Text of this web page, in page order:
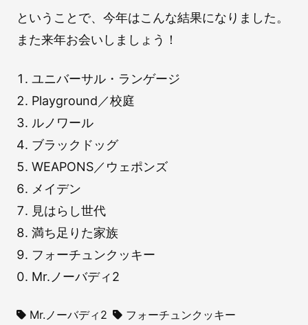
ということで、今年はこんな結果になりました。
また来年お会いしましょう！
ユニバーサル・ランゲージ
Playground／校庭
ルノワール
ブラックドッグ
WEAPONS／ウェポンズ
メイデン
見はらし世代
満ち足りた家族
フォーチュンクッキー
Mr.ノーバディ2
Mr.ノーバディ2 フォーチュンクッキー